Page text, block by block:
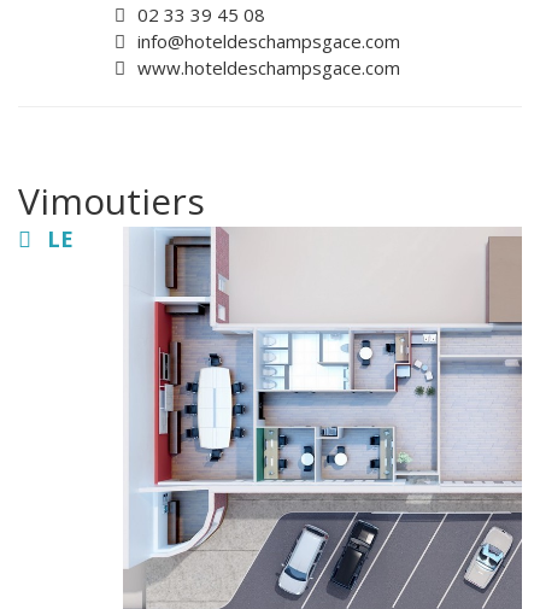
02 33 39 45 08
info@hoteldeschampsgace.com
www.hoteldeschampsgace.com
Vimoutiers
LE